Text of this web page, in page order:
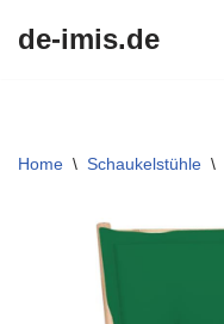
de-imis.de
Home \ Schaukelstühle \